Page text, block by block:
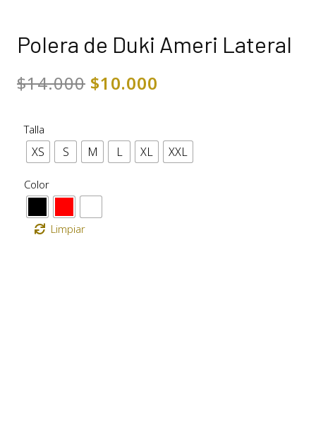
Polera de Duki Ameri Lateral
$14.000 $10.000
Talla
XS S M L XL XXL
Color
Limpiar